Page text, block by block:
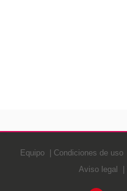
Equipo Condiciones de uso
Aviso legal